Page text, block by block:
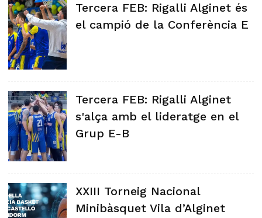
Tercera FEB: Rigalli Alginet és
el campió de la Conferència E
Tercera FEB: Rigalli Alginet
s'alça amb el lideratge en el
Grup E-B
XXIII Torneig Nacional
Minibàsquet Vila d’Alginet